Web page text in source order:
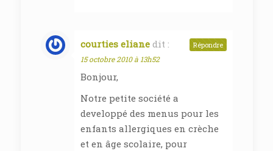
courties eliane dit :
15 octobre 2010 à 13h52
Bonjour,
Notre petite société a
developpé des menus pour les
enfants allergiques en crèche
et en âge scolaire, pour
Répondre